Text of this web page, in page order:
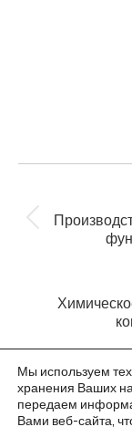
Project
navigation
Мы используем
хранения Ваших
передаем
Вами веб-сайта,